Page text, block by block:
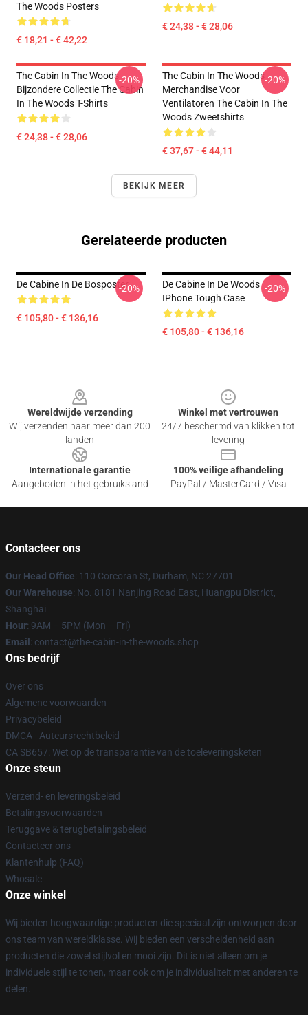
The Woods Posters
€ 18,21 - € 42,22
€ 24,38 - € 28,06
The Cabin In The Woods
Bijzondere Collectie The Cabin
In The Woods T-Shirts
€ 24,38 - € 28,06
-20%
The Cabin In The Woods
Merchandise Voor
Ventilatoren The Cabin In The
Woods Zweetshirts
€ 37,67 - € 44,11
-20%
BEKIJK MEER
Gerelateerde producten
De Cabine In De Bosposter
€ 105,80 - € 136,16
-20%
De Cabine In De Woods
IPhone Tough Case
€ 105,80 - € 136,16
-20%
Wereldwijde verzending
Wij verzenden naar meer dan 200
landen
Winkel met vertrouwen
24/7 beschermd van klikken tot
levering
Internationale garantie
Aangeboden in het gebruiksland
100% veilige afhandeling
PayPal / MasterCard / Visa
Contacteer ons
Our Head Office: 110 Corcoran St, Durham, NC 27701
Our Warehouse: No. 8181 Nanjing Road East, Huangpu District,
Shanghai
Hour: 9AM – 5PM (Mon – Fri)
Email : contact@the-cabin-in-the-woods.shop
Ons bedrijf
Over ons
Algemene voorwaarden
Privacybeleid
DMCA - Auteursrechtbeleid
CA SB657: Wet op de transparantie van de toeleveringsketen
Onze steun
Verzend- en leveringsbeleid
Betalingsvoorwaarden
Teruggave & terugbetalingsbeleid
Contacteer ons
Klantenhulp (FAQ)
Whosale
Onze winkel
Wij bieden hoogwaardige producten die speciaal zijn ontworpen door
ons team van wereldklasse. Wij bieden een verscheidenheid aan
producten die zowel stijlvol en mooi zijn. Dit is niet alleen om je
individuele stijl te tonen, maar ook om je individualiteit met anderen te
delen.